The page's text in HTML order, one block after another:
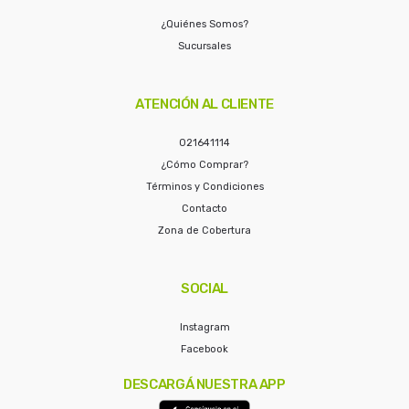
¿Quiénes Somos?
Sucursales
ATENCIÓN AL CLIENTE
021641114
¿Cómo Comprar?
Términos y Condiciones
Contacto
Zona de Cobertura
SOCIAL
Instagram
Facebook
DESCARGÁ NUESTRA APP